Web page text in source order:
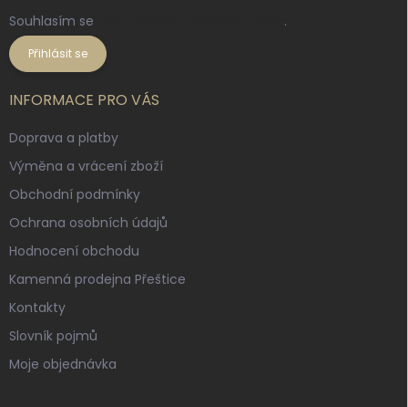
Souhlasím se .
Přihlásit se
INFORMACE PRO VÁS
Doprava a platby
Výměna a vrácení zboží
Obchodní podmínky
Ochrana osobních údajů
Hodnocení obchodu
Kamenná prodejna Přeštice
Kontakty
Slovník pojmů
Moje objednávka